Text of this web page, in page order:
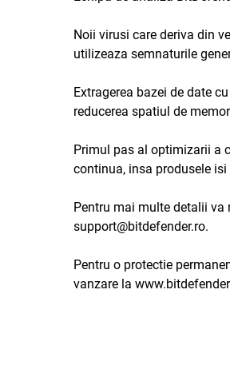
Noii virusi care deriva din
utilizeaza semnaturile
Extragerea bazei de date
reducerea spatiul de
Primul pas al optimizarii a
continua, insa produsele
Pentru mai multe detalii va
support@bitdefender.ro.
Pentru o protectie
vanzare la